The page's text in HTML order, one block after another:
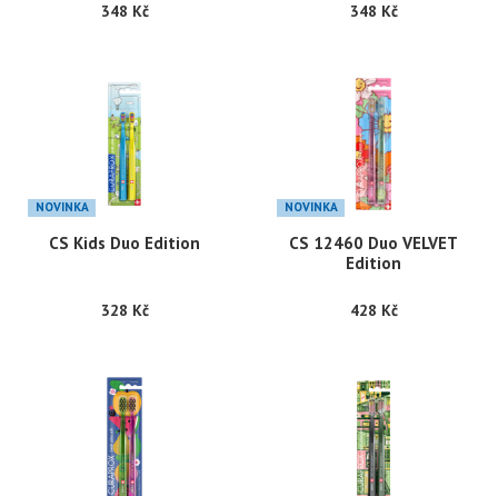
348 Kč 348 Kč
NOVINKA
CS Kids Duo Edition
328 Kč
NOVINKA
CS 12460 Duo VELVET
Edition
428 Kč